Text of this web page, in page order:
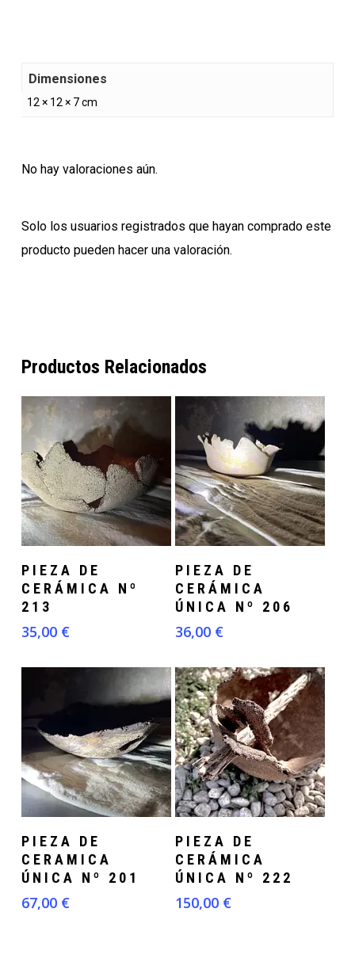
Dimensiones
12 × 12 × 7 cm
No hay valoraciones aún.
Solo los usuarios registrados que hayan comprado este
producto pueden hacer una valoración.
Productos Relacionados
Añadir Al Carrito
PIEZA DE
CERÁMICA Nº
213
35,00 €
Añadir Al Carrito
PIEZA DE
CERÁMICA
ÚNICA Nº 206
36,00 €
Añadir Al Carrito
PIEZA DE
CERAMICA
ÚNICA Nº 201
67,00 €
Añadir Al Carrito
PIEZA DE
CERÁMICA
ÚNICA Nº 222
150,00 €